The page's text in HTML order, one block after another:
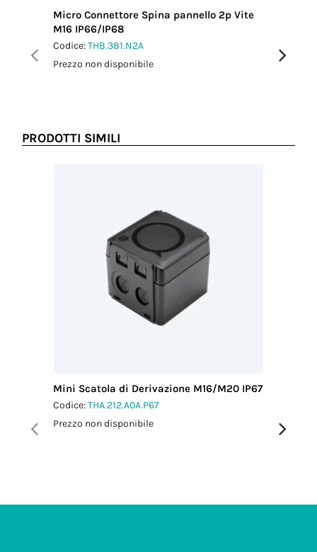
Micro Connettore Spina pannello 2p Vite
M16 IP66/IP68
Codice:THB.381.N2A
Prezzo non disponibile
Prezzo
PRODOTTI SIMILI
Mini Scatola di Derivazione M16/M20 IP67
Codice:THA.212.A0A.P67
Prezzo non disponibile
Prezzo